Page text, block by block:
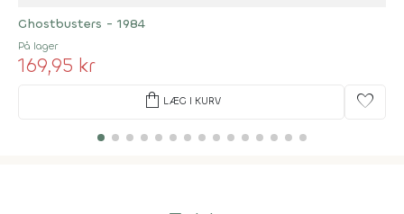
Ghostbusters - 1984
På lager
169,95 kr
shopping_bag LÆG I KURV favorite